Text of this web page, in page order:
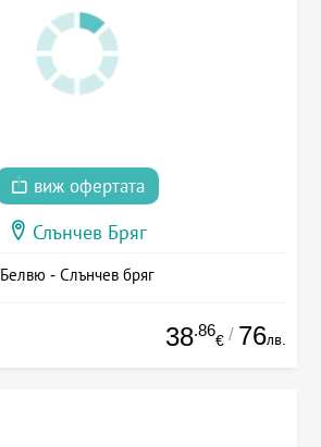
виж офертата
Слънчев Бряг
Белвю - Слънчев бряг
38.86
€ / 76лв.